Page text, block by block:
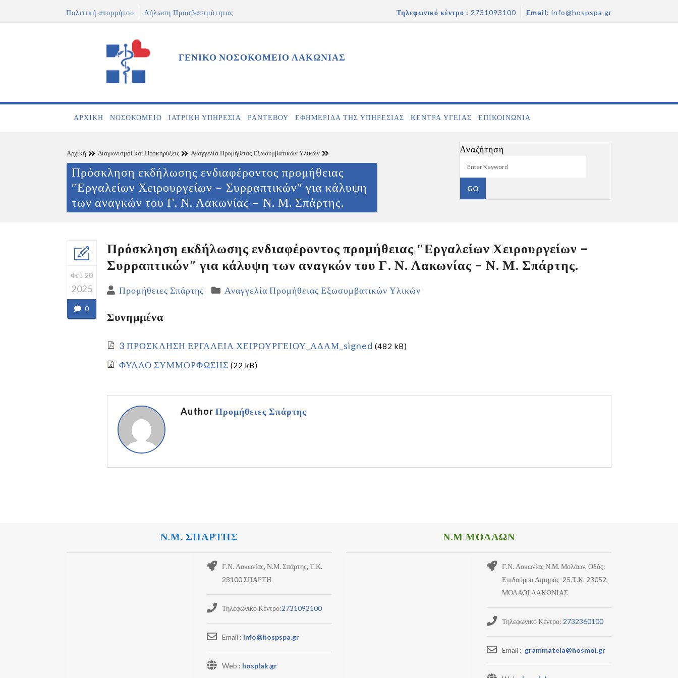
Πολιτική απορρήτου Δήλωση Προσβασιμότητας Τηλεφωνικό κέντρο : 2731093100 Email: info@hospspa.gr
ΓΕΝΙΚΟ ΝΟΣΟΚΟΜΕΙΟ ΛΑΚΩΝΙΑΣ
ΑΡΧΙΚΉ ΝΟΣΟΚΟΜΕΊΟ ΙΑΤΡΙΚΉ ΥΠΗΡΕΣΊΑ ΡΑΝΤΕΒΟΎ ΕΦΗΜΕΡΊΔΑ ΤΗΣ ΥΠΗΡΕΣΊΑΣ ΚΕΝΤΡΑ ΥΓΕΙΑΣ ΕΠΙΚΟΙΝΩΝΊΑ
Αρχική Διαγωνισμοί και Προκηρύξεις Αναγγελία Προμήθειας Εξωσυμβατικών Υλικών
Πρόσκληση εκδήλωσης ενδιαφέροντος προμήθειας
″Εργαλείων Χειρουργείων – Συρραπτικών″ για κάλυψη
των αναγκών του Γ. Ν. Λακωνίας – Ν. Μ. Σπάρτης.
Αναζήτηση
Φεβ 20
2025
0
Πρόσκληση εκδήλωσης ενδιαφέροντος προμήθειας ″Εργαλείων Χειρουργείων –
Συρραπτικών″ για κάλυψη των αναγκών του Γ. Ν. Λακωνίας – Ν. Μ. Σπάρτης.
Προμήθειες Σπάρτης Αναγγελία Προμήθειας Εξωσυμβατικών Υλικών
Συνημμένα
3 ΠΡΟΣΚΛΗΣΗ ΕΡΓΑΛΕΙΑ ΧΕΙΡΟΥΡΓΕΙΟΥ_ΑΔΑΜ_signed (482 kB)
ΦΥΛΛΟ ΣΥΜΜΟΡΦΩΣΗΣ (22 kB)
Author Προμήθειες Σπάρτης
Ν.Μ. ΣΠΑΡΤΗΣ Ν.Μ ΜΟΛΑΩΝ
Γ.Ν. Λακωνίας, Ν.Μ. Σπάρτης, Τ.Κ.
23100 ΣΠΑΡΤΗ
Τηλεφωνικό Κέντρο:2731093100
Email : info@hospspa.gr
Web : hosplak.gr
Γ.Ν. Λακωνίας Ν.Μ. Μολάων, Οδός:
Επιδαύρου Λιμηράς 25,Τ.Κ. 23052,
ΜΟΛΑΟΙ ΛΑΚΩΝΙΑΣ
Τηλεφωνικό Κέντρο: 2732360100
Email : grammateia@hosmol.gr